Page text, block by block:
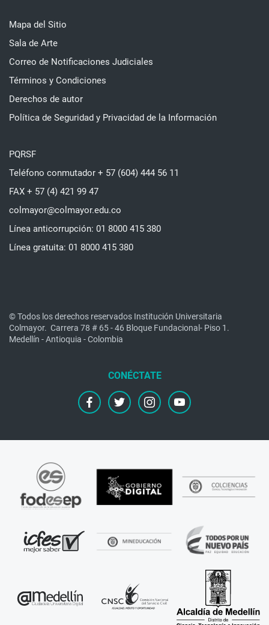
Mapa del Sitio
Sala de Arte
Correo de Notificaciones Judiciales
Términos y Condiciones
Derechos de autor
Política de Seguridad y Privacidad de la Información
PQRSF
Teléfono conmutador + 57 (604) 444 56 11
FAX + 57 (4) 421 99 47
colmayor@colmayor.edu.co
Línea anticorrupción: 01 8000 415 380
Línea gratuita: 01 8000 415 380
© Todos los derechos reservados Institución Universitaria
Colmayor. Carrera 78 # 65 - 46 Bloque Fundacional- Piso 1.
Medellín - Antioquia - Colombia
facebooktwitter instagramyoutube